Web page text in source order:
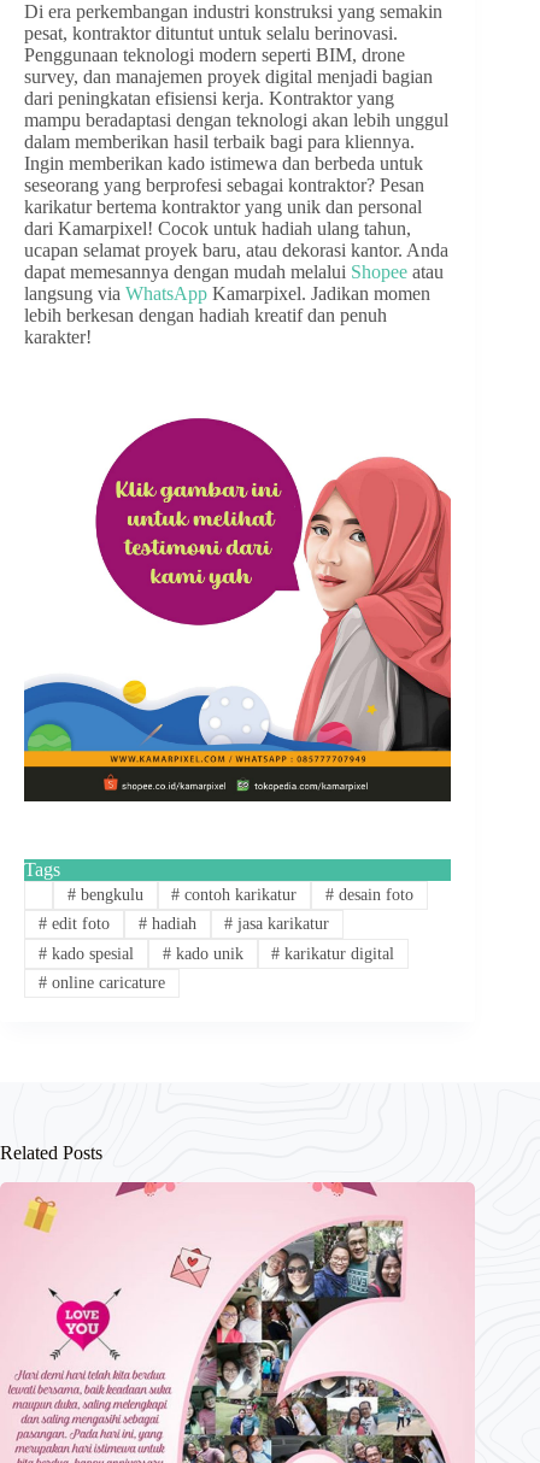
Di era perkembangan industri konstruksi yang semakin
pesat, kontraktor dituntut untuk selalu berinovasi.
Penggunaan teknologi modern seperti BIM, drone
survey, dan manajemen proyek digital menjadi bagian
dari peningkatan efisiensi kerja. Kontraktor yang
mampu beradaptasi dengan teknologi akan lebih unggul
dalam memberikan hasil terbaik bagi para kliennya.
Ingin memberikan kado istimewa dan berbeda untuk
seseorang yang berprofesi sebagai kontraktor? Pesan
karikatur bertema kontraktor yang unik dan personal
dari Kamarpixel! Cocok untuk hadiah ulang tahun,
ucapan selamat proyek baru, atau dekorasi kantor. Anda
dapat memesannya dengan mudah melalui Shopee atau
langsung via WhatsApp Kamarpixel. Jadikan momen
lebih berkesan dengan hadiah kreatif dan penuh
karakter!
Tags
#bengkulu # contoh karikatur # desain foto
#edit foto #hadiah # jasa karikatur
#kado spesial #kado unik # karikatur digital
#online caricature
Related Posts